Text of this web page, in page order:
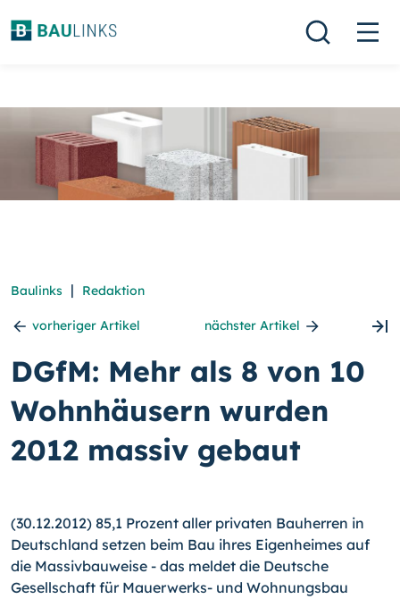
Baulinks | Redaktion
vorheriger Artikel nächster Artikel
DGfM: Mehr als 8 von 10
Wohnhäusern wurden
2012 massiv gebaut
(30.12.2012) 85,1 Prozent aller privaten Bauherren in
Deutschland setzen beim Bau ihres Eigenheimes auf
die Massivbauweise - das meldet die Deutsche
Gesellschaft für Mauerwerks- und Wohnungsbau